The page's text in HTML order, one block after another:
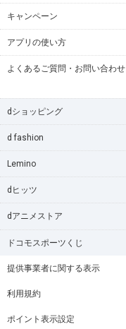
キャンペーン
アプリの使い方
よくあるご質問・お問い合わせ
dショッピング
d fashion
Lemino
dヒッツ
dアニメストア
ドコモスポーツくじ
提供事業者に関する表示
利用規約
ポイント表示設定